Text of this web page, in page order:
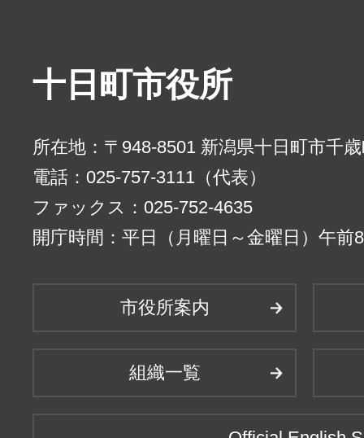
十日町市役所
所在地：〒948-8501 新潟県十日町市千
電話：025-757-3111（代表）
ファックス：025-752-4635
開庁時間：平日（月曜日～金曜日）午前
市役所案内
組織一覧